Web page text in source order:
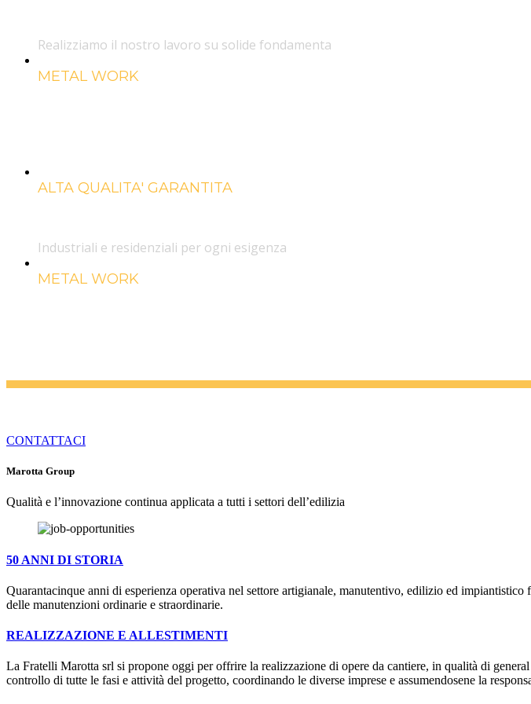
Realizziamo il nostro lavoro su solide fondamenta
METAL WORK
ALTA QUALITA' GARANTITA
Industriali e residenziali per ogni esigenza
METAL WORK
CONTATTACI
Marotta Group
Qualità e l’innovazione continua applicata a tutti i settori dell’edilizia
50 ANNI DI STORIA
Quarantacinque anni di esperienza operativa nel settore artigianale, manutentivo, edilizio ed impiantistico
delle manutenzioni ordinarie e straordinarie.
REALIZZAZIONE E ALLESTIMENTI
La Fratelli Marotta srl si propone oggi per offrire la realizzazione di opere da cantiere, in qualità di
controllo di tutte le fasi e attività del progetto, coordinando le diverse imprese e assumendosene la